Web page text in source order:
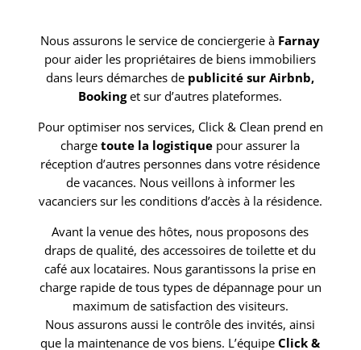
Nous assurons le service de conciergerie à Farnay
pour aider les propriétaires de biens immobiliers
dans leurs démarches de publicité sur Airbnb,
Bookinget sur d’autres plateformes.
Pour optimiser nos services, Click & Clean prend en
chargetoute la logistique pour assurer la
réception d’autres personnes dans votre résidence
de vacances. Nous veillons à informer les
vacanciers sur les conditions d’accès à la résidence.
Avant la venue des hôtes, nous proposons des
draps de qualité, des accessoires de toilette et du
café aux locataires. Nous garantissons la prise en
charge rapide de tous types de dépannage pour un
maximum de satisfaction des visiteurs.
Nous assurons aussi le contrôle des invités, ainsi
que la maintenance de vos biens. L’équipeClick &